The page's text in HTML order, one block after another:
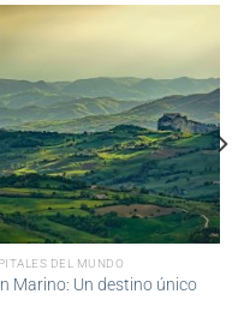
DEL MUNDO
Marino: Un destino único